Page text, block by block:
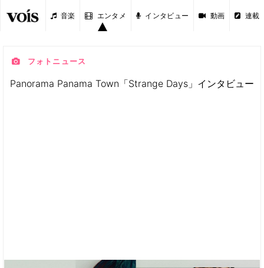
音楽 エンタメ インタビュー 動画 連載
フォトニュース
Panorama Panama Town「Strange Days」インタビュー